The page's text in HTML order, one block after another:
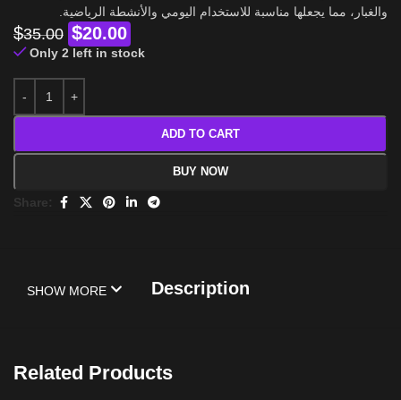
والغبار، مما يجعلها مناسبة للاستخدام اليومي والأنشطة الرياضية.
$35.00 $20.00
Only 2 left in stock
ADD TO CART
BUY NOW
Share:
Description
SHOW MORE
Related Products